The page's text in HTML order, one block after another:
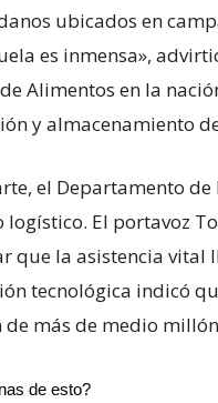
ubicados en
es inmensa»,
Alimentos en la
y almacenamiento
el Departamento
logístico. El portavoz
que la asistencia vital
tecnológica indicó
más de medio
de esto?